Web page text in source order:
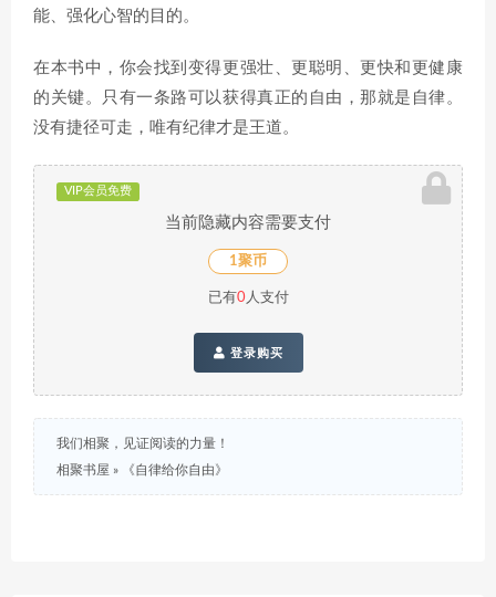
能、强化心智的目的。
在本书中，你会找到变得更强壮、更聪明、更快和更健康
的关键。只有一条路可以获得真正的自由，那就是自律。
没有捷径可走，唯有纪律才是王道。
VIP会员免费
当前隐藏内容需要支付
1聚币
已有0人支付
登录购买
我们相聚，见证阅读的力量！
相聚书屋 » 《自律给你自由》